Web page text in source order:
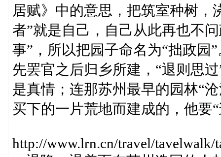
居赋》中的意思，把筑室种树，
者”就是自己，自己从此再也不
事”，所以把园子命名为“拙政园
先罢官之后归乡所建，“退则思
是真情；连那苏州最早的园林“
买下的一片荒地而建成的，他要
http://www.lrn.cn/travel/tavelwalk/